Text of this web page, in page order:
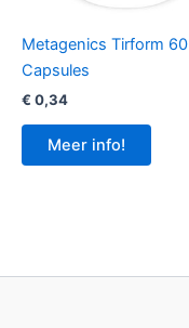
Metagenics Tirform 60
Capsules
€ 0,34
Meer info!